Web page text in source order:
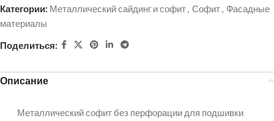
Категории: Металлический сайдинг и софит, Софит, Фасадные
материалы
Поделиться:
Описание
Металлический софит без перфорации для подшивки